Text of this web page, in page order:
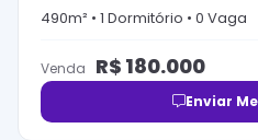
490m² • 1 Dormitório • 0 Vaga
Venda R$ 180.000
Enviar